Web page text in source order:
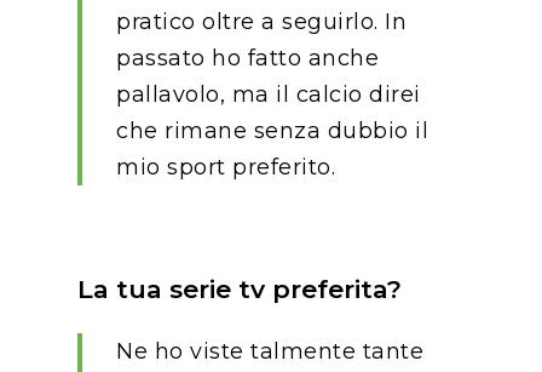
pratico oltre a seguirlo. In
passato ho fatto anche
pallavolo, ma il calcio direi
che rimane senza dubbio il
mio sport preferito.
La tua serie tv preferita?
Ne ho viste talmente tante